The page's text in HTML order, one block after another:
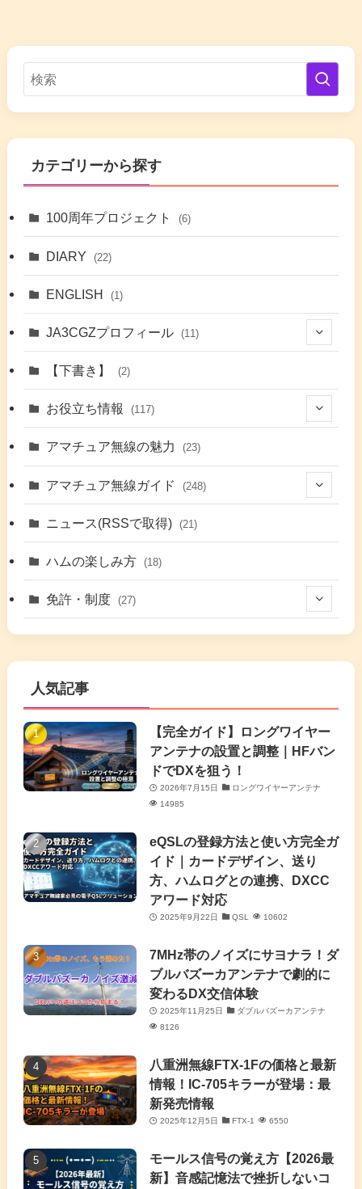
カテゴリーから探す
100周年プロジェクト (6)
DIARY (22)
ENGLISH (1)
JA3CGZプロフィール (11)
(7)
【下書き】 (2)
お役立ち情報 (117)
(48)
(9)
(17)
(6)
アマチュア無線の魅力 (23)
アマチュア無線ガイド (248)
(42)
(5)
(1)
(4)
(3)
(41)
(26)
(7) (7)
(16)
(7)
(6)
(63)
(7)
(5)
(4)
(2)
(5)
(11)
ニュース(RSSで取得) (21)
ハムの楽しみ方 (18)
免許・制度 (27)
(5)
(4)
(1)
人気記事
【完全ガイド】ロングワイヤー
アンテナの設置と調整｜HFバン
ドでDXを狙う！
2026年7月15日
ロングワイヤーアンテナ
14985
eQSLの登録方法と使い方完全ガ
イド｜カードデザイン、送り
方、ハムログとの連携、DXCC
アワード対応
2025年9月22日 QSL 10602
7MHz帯のノイズにサヨナラ！ダ
ブルバズーカアンテナで劇的に
変わるDX交信体験
2025年11月25日
ダブルバズーカアンテナ
8126
八重洲無線FTX-1Fの価格と最新
情報！IC-705キラーが登場：最
新発売情報
2025年12月5日 FTX-1 6550
モールス信号の覚え方【2026最
新】音感記憶法で挫折しないコ